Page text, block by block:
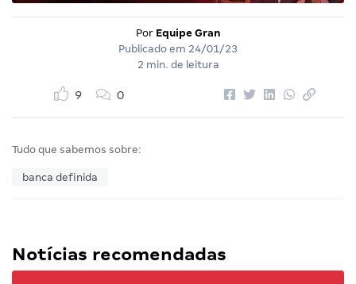
Por Equipe Gran
Publicado em 24/01/23
2 min. de leitura
9 0
Tudo que sabemos sobre:
banca definida
Notícias recomendadas